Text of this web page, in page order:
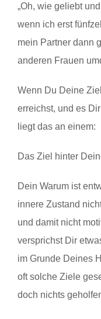
„Oh, wie geliebt
wenn ich erst
mein Partner dann
anderen Frauen
Wenn Du Deine
erreichst, und es
liegt das an einem:
Das Ziel hinter
Dein Warum ist
innere Zustand
und damit nicht
versprichst Dir
im Grunde Deines
oft solche Ziele
doch nichts